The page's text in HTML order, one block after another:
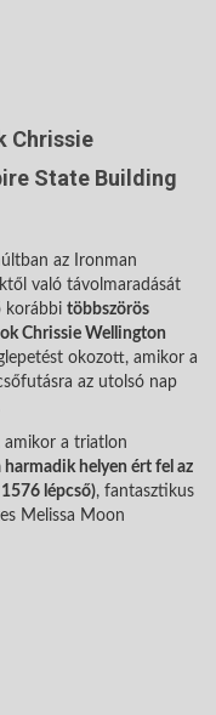
Chrissie
State Building
az Ironman
való távolmaradását
korábbi többszörös
Chrissie Wellington
okozott, amikor a
az utolsó nap
amikor a triatlon
harmadik helyen ért fel az
lépcső), fantasztikus
Melissa Moon